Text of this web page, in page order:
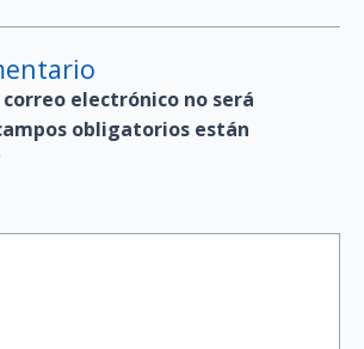
electrónico no será
obligatorios están